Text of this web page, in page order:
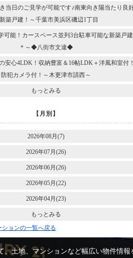
当日のご見学が可能です♪南東向き陽当たり良
築戸建！～千葉市美浜区磯辺1丁目
可能！カースペース並列3台駐車可能な新築戸
＊～◆八街市文違◆
安心4LDK！収納豊富＆16帖LDK＋洋風和室付！
防犯カメラ付！～木更津市請西～
もっとみる
【月別】
2026年08月(7)
2026年07月(26)
2026年06月(26)
2026年05月(22)
2026年04月(23)
もっとみる
ションの一覧へ戻る
、土地、マンションなど幅広い物件情